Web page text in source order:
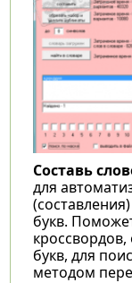
Составь
для
букв.
букв, для
методом